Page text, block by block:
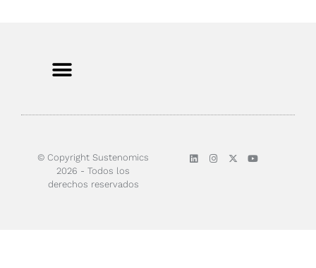
© Copyright Sustenomics
2026 - Todos los
derechos reservados